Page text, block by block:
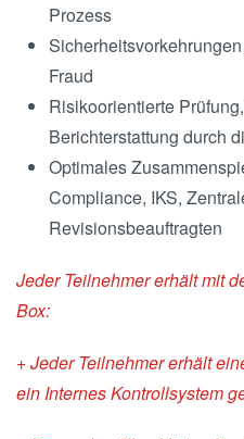
Prozess
Fraud
Risikoorientierte
Berichterstattung durch
Optimales
Compliance, IKS,
Revisionsbeauftragten
Jeder Teilnehmer erhält mit
Box:
+ Jeder Teilnehmer erhält
ein Internes Kontrollsystem